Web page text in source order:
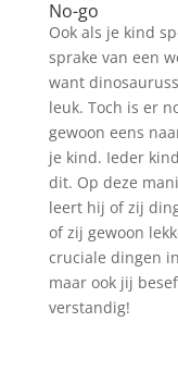
No-go
Ook als je kind
sprake van een
want
leuk. Toch is er
gewoon eens
je kind. Ieder
dit. Op deze
leert hij of zij
of zij gewoon
cruciale dingen
maar ook jij
verstandig!